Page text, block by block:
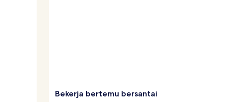
Bekerja bertemu bersantai